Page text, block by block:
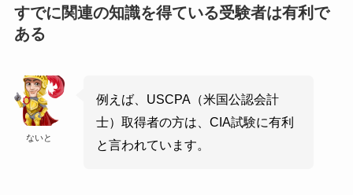
すでに関連の知識を得ている受験者は有利で
ある
ないと
例えば、USCPA（米国公認会計
士）取得者の方は、CIA試験に有利
と言われています。